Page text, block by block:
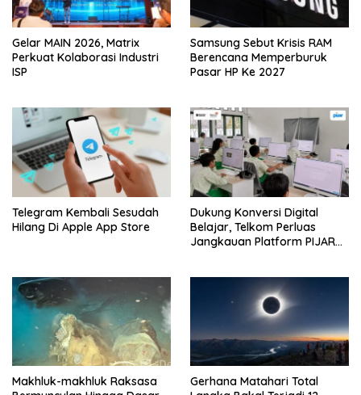
Gelar MAIN 2026, Matrix
Perkuat Kolaborasi Industri
ISP
Samsung Sebut Krisis RAM
Berencana Memperburuk
Pasar HP Ke 2027
Telegram Kembali Sesudah
Hilang Di Apple App Store
Dukung Konversi Digital
Belajar, Telkom Perluas
Jangkauan Platform PIJAR
Makhluk-makhluk Raksasa
Gerhana Matahari Total